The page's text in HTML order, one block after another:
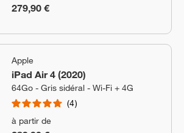
279,90 €
Apple
iPad Air 4 (2020)
64Go - Gris sidéral - Wi-Fi + 4G
4
à partir de